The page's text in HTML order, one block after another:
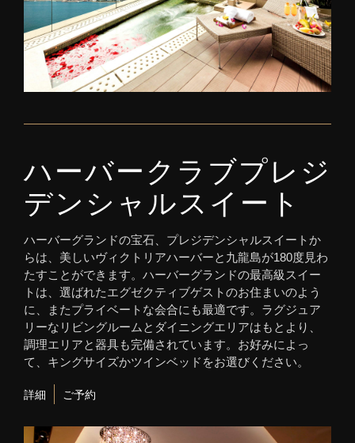
ハーバークラブプレジ
デンシャルスイート
ハーバーグランドの宝石、プレジデンシャルスイートか
らは、美しいヴィクトリアハーバーと九龍島が180度見わ
たすことができます。ハーバーグランドの最高級スイー
トは、選ばれたエグゼクティブゲストのお住まいのよう
に、またプライベートな会合にも最適です。ラグジュア
リーなリビングルームとダイニングエリアはもとより、
調理エリアと器具も完備されています。お好みによっ
て、キングサイズかツインベッドをお選びください。
詳細 ご予約